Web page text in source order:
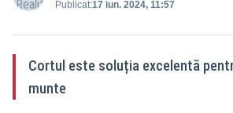
Publicat:17 iun. 2024, 11:57
Cortul este soluția excelentă
munte